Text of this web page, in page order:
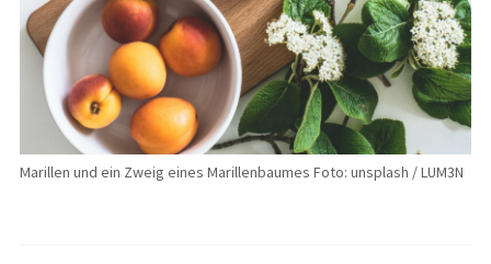
Marillen und ein Zweig eines Marillenbaumes Foto: unsplash / LUM3N